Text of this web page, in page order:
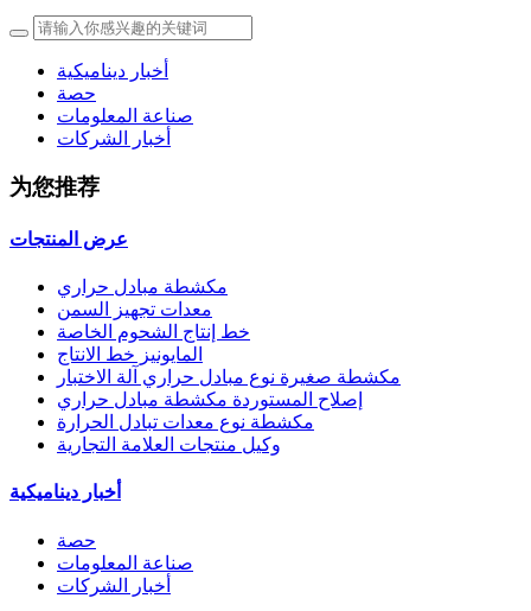
أخبار ديناميكية
حصة
صناعة المعلومات
أخبار الشركات
为您推荐
عرض المنتجات
مكشطة مبادل حراري
معدات تجهيز السمن
خط إنتاج الشحوم الخاصة
المايونيز خط الانتاج
مكشطة صغيرة نوع مبادل حراري آلة الاختبار
إصلاح المستوردة مكشطة مبادل حراري
مكشطة نوع معدات تبادل الحرارة
وكيل منتجات العلامة التجارية
أخبار ديناميكية
حصة
صناعة المعلومات
أخبار الشركات